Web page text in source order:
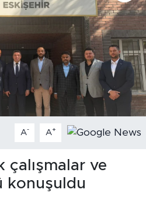
A- A+
çalışmalar ve
konuşuldu